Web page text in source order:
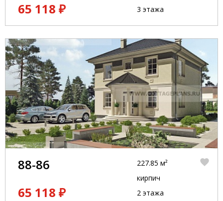
65 118 ₽
3 этажа
88-86
65 118 ₽
227.85 м²
кирпич
2 этажа